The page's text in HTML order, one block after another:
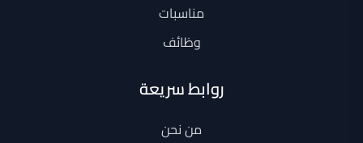
مناسبات
وظائف
روابط سريعة
من نحن